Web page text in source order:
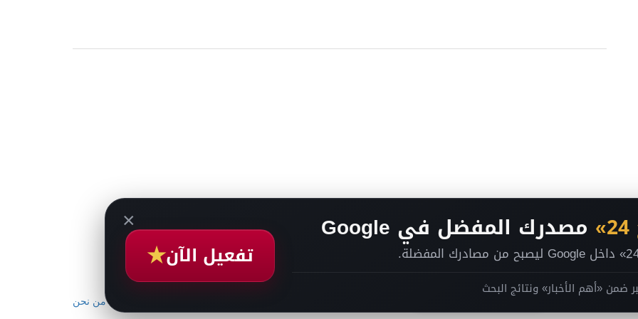
من نحن
× مصدرك المفضل في Google
ضمن «أهم الأخبار» ونتائج البحث
تفعيل الآن★
انضم لقناتنا على تيليجرام